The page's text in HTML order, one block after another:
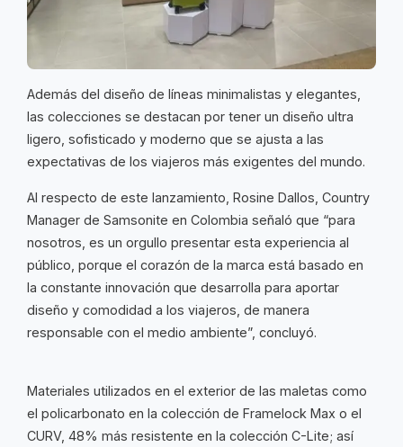
Además del diseño de líneas minimalistas y elegantes,
las colecciones se destacan por tener un diseño ultra
ligero, sofisticado y moderno que se ajusta a las
expectativas de los viajeros más exigentes del mundo.
Al respecto de este lanzamiento, Rosine Dallos, Country
Manager de Samsonite en Colombia señaló que “para
nosotros, es un orgullo presentar esta experiencia al
público, porque el corazón de la marca está basado en
la constante innovación que desarrolla para aportar
diseño y comodidad a los viajeros, de manera
responsable con el medio ambiente”, concluyó.
Materiales utilizados en el exterior de las maletas como
el policarbonato en la colección de Framelock Max o el
CURV, 48% más resistente en la colección C-Lite; así